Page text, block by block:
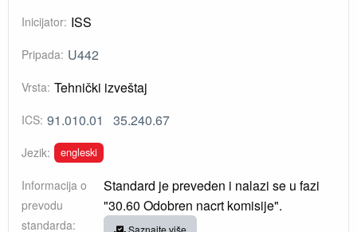
Inicijator: ISS
Pripada: U442
Vrsta: Tehnički izveštaj
ICS: 91.010.01 35.240.67
Jezik: engleski
Informacija o
prevodu
standarda:
Standard je preveden i nalazi se u fazi
"30.60 Odobren nacrt komisije".
Saznajte više